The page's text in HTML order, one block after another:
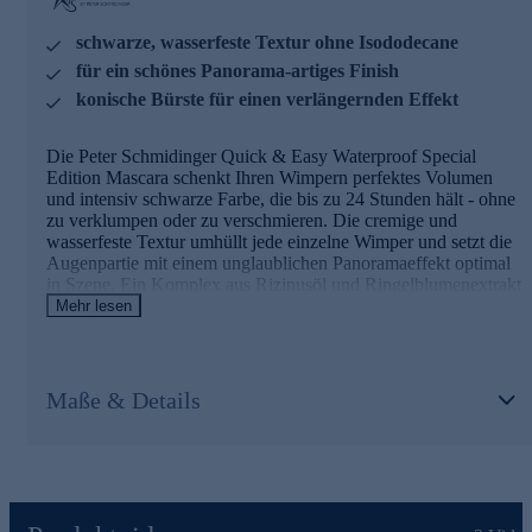
Trotz wasserfester Formel lässt sich die Textur einfach von
der Augenpartie abschminken und schädigt die Wimpern
nicht.
Mischung aus Filmbildnern: gute Haftfähigkeit und gute
Kombination aus hochwertigen Ölen & Phyto-Extrakten:
optimaler Schutz der Wimpern
Synthetisches Wachs mit hohem Schmelzpunkt: tolle
Definition
Ohne Isododecane (trocknet die Wimpern aus, ist häufig
in wasserfesten Mascaras aufgrund der
schwarze, wasserfeste Textur ohne Isododecane
für ein schönes Panorama-artiges Finish
konische Bürste für einen verlängernden Effekt
Die Peter Schmidinger Quick & Easy Waterproof Special
Edition Mascara schenkt Ihren Wimpern perfektes Volumen
und intensiv schwarze Farbe, die bis zu 24 Stunden hält - ohne
zu verklumpen oder zu verschmieren. Die cremige und
wasserfeste Textur umhüllt jede einzelne Wimper und setzt die
Augenpartie mit einem unglaublichen Panoramaeffekt optimal
in Szene. Ein Komplex aus Rizinusöl und Ringelblumenextrakt
sorgt für eine besonders geschmeidige Applikation und ein
Härchen und am unteren Wimpernkranz jede einzelne Wimper
Mehr lesen
Maße & Details